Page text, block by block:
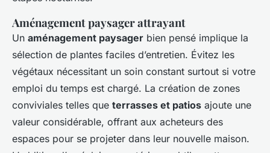
Aménagement paysager attrayant
Un aménagement paysager bien pensé implique la
sélection de plantes faciles d’entretien. Évitez les
végétaux nécessitant un soin constant surtout si votre
emploi du temps est chargé. La création de zones
conviviales telles que terrasses et patios ajoute une
valeur considérable, offrant aux acheteurs des
espaces pour se projeter dans leur nouvelle maison.